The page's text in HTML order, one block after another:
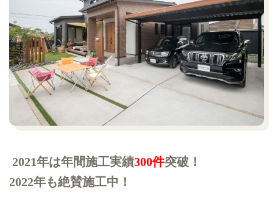
2021年は年間施工実績300件突破！
2022年も絶賛施工中！